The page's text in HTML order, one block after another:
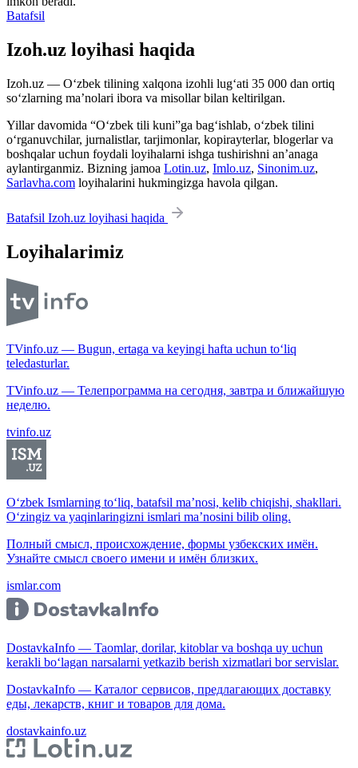
Batafsil
Izoh.uz loyihasi haqida
Izoh.uz — O‘zbek tilining xalqona izohli lug‘ati 35 000 dan ortiq
so‘zlarning ma’nolari ibora va misollar bilan keltirilgan.
Yillar davomida “O‘zbek tili kuni”ga bag‘ishlab, o‘zbek tilini
o‘rganuvchilar, jurnalistlar, tarjimonlar, kopirayterlar, blogerlar va
boshqalar uchun foydali loyihalarni ishga tushirishni an’anaga
aylantirganmiz. Bizning jamoa Lotin.uz, Imlo.uz, Sinonim.uz,
Sarlavha.com loyihalarini hukmingizga havola qilgan.
Batafsil Izoh.uz loyihasi haqida
Loyihalarimiz
TVinfo.uz — Bugun, ertaga va keyingi hafta uchun to‘liq
teledasturlar.
TVinfo.uz — Телепрограмма на сегодня, завтра и ближайшую
неделю.
tvinfo.uz
O‘zbek Ismlarning to‘liq, batafsil ma’nosi, kelib chiqishi, shakllari.
O‘zingiz va yaqinlaringizni ismlari ma’nosini bilib oling.
Полный смысл, происхождение, формы узбекских имён.
Узнайте смысл своего имени и имён близких.
ismlar.com
DostavkaInfo — Taomlar, dorilar, kitoblar va boshqa uy uchun
kerakli bo‘lagan narsalarni yetkazib berish xizmatlari bor servislar.
DostavkaInfo — Каталог сервисов, предлагающих доставку
еды, лекарств, книг и товаров для дома.
dostavkainfo.uz